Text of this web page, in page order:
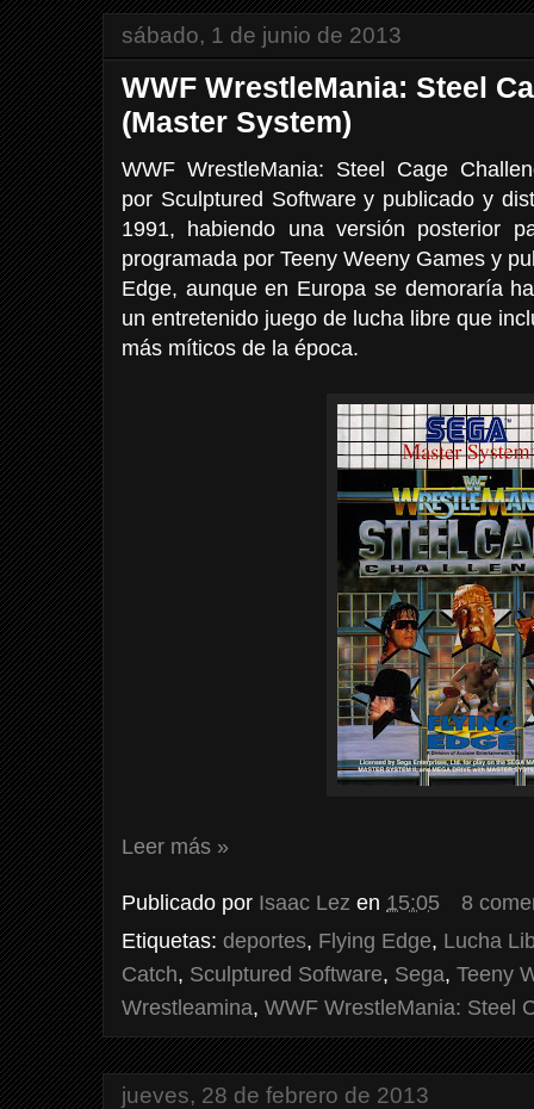
sábado, 1 de junio de 2013
WWF WrestleMania: Steel
(Master System)
WWF WrestleMania: Steel Cage
por Sculptured Software y publicado y
1991, habiendo una versión posterior
programada por Teeny Weeny Games y
Edge, aunque en Europa se demoraría
un entretenido juego de lucha libre que
más míticos de la época.
Leer más »
Publicado por Isaac Lez en 15:05
8
Etiquetas: deportes, Flying Edge, Lucha
Catch, Sculptured Software, Sega, Teeny
Wrestleamina, WWF WrestleMania: Steel
jueves, 28 de febrero de 2013